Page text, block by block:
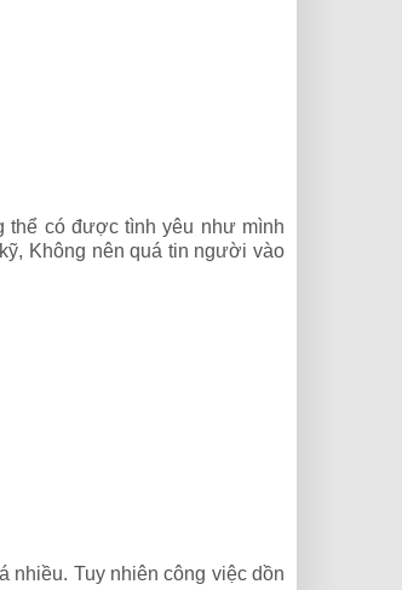
thể có được tình yêu như mình
Không nên quá tin người vào
nhiều. Tuy nhiên công việc dồn